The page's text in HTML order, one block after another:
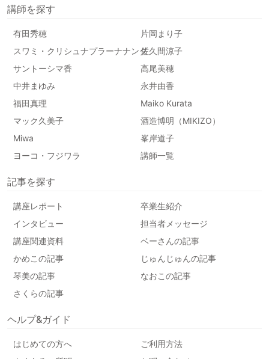
講師を探す
有田秀穂
片岡まり子
スワミ・クリシュナプラーナナンダ佐久間涼子
サントーシマ香
高尾美穂
中井まゆみ
永井由香
福田真理
Maiko Kurata
マック久美子
酒造博明（MIKIZO）
Miwa
峯岸道子
ヨーコ・フジワラ
講師一覧
記事を探す
講座レポート
卒業生紹介
インタビュー
担当者メッセージ
講座関連資料
ベーさんの記事
かめこの記事
じゅんじゅんの記事
琴美の記事
なおこの記事
さくらの記事
ヘルプ&ガイド
はじめての方へ
ご利用方法